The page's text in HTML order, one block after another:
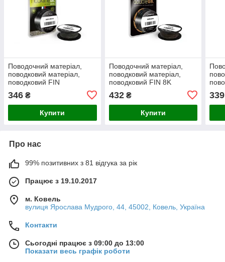
Поводочний матеріал,
поводковий матеріал,
поводковий FIN
HOOKLINE 6K 20m / gravel
(гравій) 35Lb
346 ₴
Купити
Поводочний матеріал,
поводковий матеріал,
поводковий FIN 8K
DOUBLE 20m/камуфляж
15lbs
432₴
Купити
339
Про нас
99% позитивних з 81 відгука за рік
Працює з 19.10.2017
м. Ковель
вулиця Ярослава Мудрого, 44, 45002, Ковель, Україна
Контакти
Сьогодні працює з 09:00 до 13:00
Показати весь графік роботи